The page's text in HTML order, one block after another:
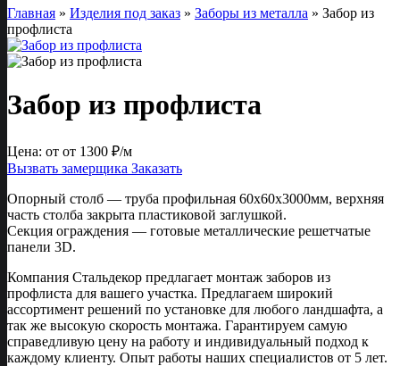
Главная » Изделия под заказ » Заборы из металла » Забор из
профлиста
Забор из профлиста
Цена: от от 1300 ₽/м
Вызвать замерщика Заказать
Опорный столб — труба профильная 60х60х3000мм, верхняя
часть столба закрыта пластиковой заглушкой.
Секция ограждения — готовые металлические решетчатые
панели 3D.
Компания Стальдекор предлагает монтаж заборов из
профлиста для вашего участка. Предлагаем широкий
ассортимент решений по установке для любого ландшафта, а
так же высокую скорость монтажа. Гарантируем самую
справедливую цену на работу и индивидуальный подход к
каждому клиенту. Опыт работы наших специалистов от 5 лет.